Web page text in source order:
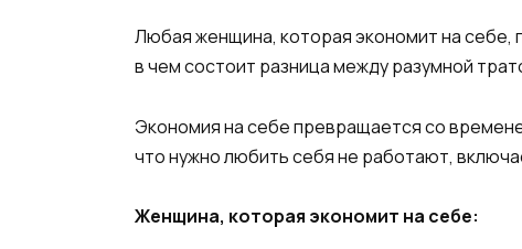
Любая женщина, которая экономит на себе,
в чем состоит разница между разумной
Экономия на себе превращается со
что нужно любить себя не работают,
Женщина, которая экономит на себе: